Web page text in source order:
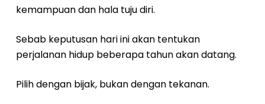
kemampuan dan hala tuju diri.
Sebab keputusan hari ini akan tentukan
perjalanan hidup beberapa tahun akan datang.
Pilih dengan bijak, bukan dengan tekanan.